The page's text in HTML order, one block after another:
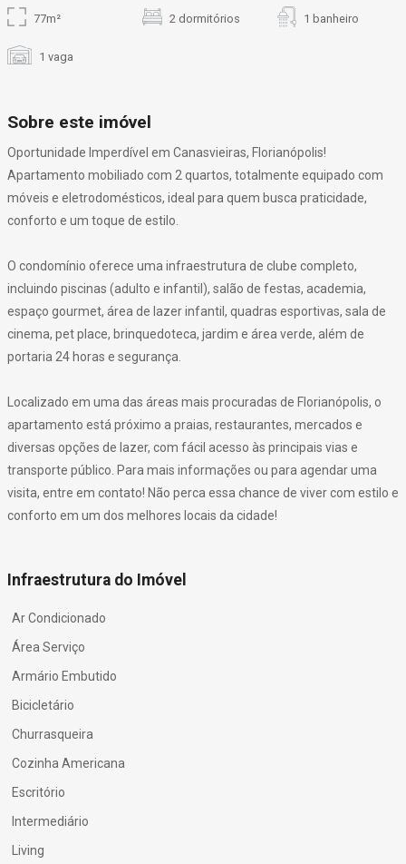
77m² 2 dormitórios 1 banheiro
1 vaga
Sobre este imóvel
Oportunidade Imperdível em Canasvieiras, Florianópolis!
Apartamento mobiliado com 2 quartos, totalmente equipado com
móveis e eletrodomésticos, ideal para quem busca praticidade,
conforto e um toque de estilo.
O condomínio oferece uma infraestrutura de clube completo,
incluindo piscinas (adulto e infantil), salão de festas, academia,
espaço gourmet, área de lazer infantil, quadras esportivas, sala de
cinema, pet place, brinquedoteca, jardim e área verde, além de
portaria 24 horas e segurança.
Localizado em uma das áreas mais procuradas de Florianópolis, o
apartamento está próximo a praias, restaurantes, mercados e
diversas opções de lazer, com fácil acesso às principais vias e
transporte público. Para mais informações ou para agendar uma
visita, entre em contato! Não perca essa chance de viver com estilo e
conforto em um dos melhores locais da cidade!
Infraestrutura do Imóvel
Ar Condicionado
Área Serviço
Armário Embutido
Bicicletário
Churrasqueira
Cozinha Americana
Escritório
Intermediário
Living